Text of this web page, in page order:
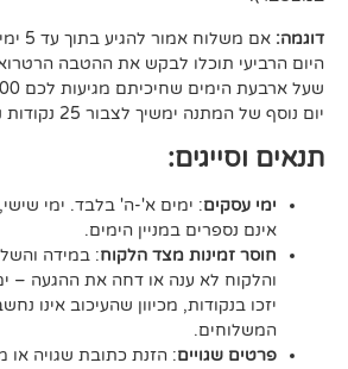
אם משלוח אמור להגיע בתוך עד 5 ימי עסקים, כבר
לבקש את ההטבה הרטרואקטיבית. זאת
שעל ארבעת הימים שחיכיתם מגיעות לכם 100 נקודות
לצבור 25 נקודות נוספות.
: ימים א'-ה' בלבד. ימי שישי, שבת, ערבי חג
במניין הימים.
מצד הלקוח: במידה והשליח ניסה לתאם
ענה או דחה את ההגעה – ימים אלו לא ייספרו
מכיוון שהעיכוב אינו נחשב ככשל מצד
: הזנת כתובת שגויה או מספר טלפון לא